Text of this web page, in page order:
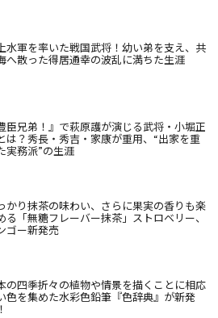
水軍を率いた戦国武将！幼い弟を支え、共
へ散った得居通幸の波乱に満ちた生涯
臣兄弟！』で萩原護が演じる武将・小堀正
は？秀長・秀吉・家康が重用、“出家を重
実務派”の生涯
かり抹茶の味わい、さらに果実の香りも楽
る「無糖フレーバー抹茶」ストロベリー、
ゴー新発売
の四季折々の植物や情景を描くことに相応
色を集めた水彩色鉛筆『色辞典』が新発